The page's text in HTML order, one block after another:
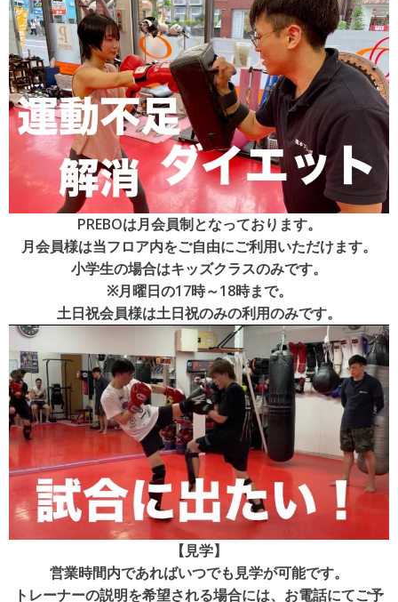
PREBOは月会員制となっております。
月会員様は当フロア内をご自由にご利用いただけます。
小学生の場合はキッズクラスのみです。
※月曜日の17時～18時まで。
土日祝会員様は土日祝のみの利用のみです。
【見学】
営業時間内であればいつでも見学が可能です。
トレーナーの説明を希望される場合には、お電話にてご予